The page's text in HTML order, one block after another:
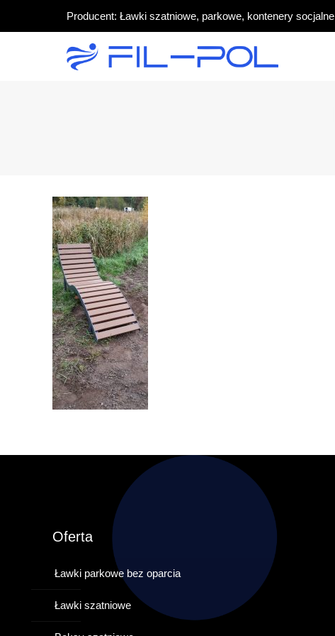
Producent: Ławki szatniowe, parkowe, kontenery socjalne
Oferta
Ławki parkowe bez oparcia
Ławki szatniowe